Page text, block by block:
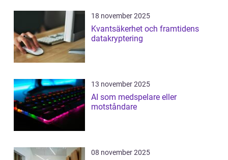
18 november 2025
Kvantsäkerhet och framtidens
datakryptering
13 november 2025
AI som medspelare eller
motståndare
08 november 2025